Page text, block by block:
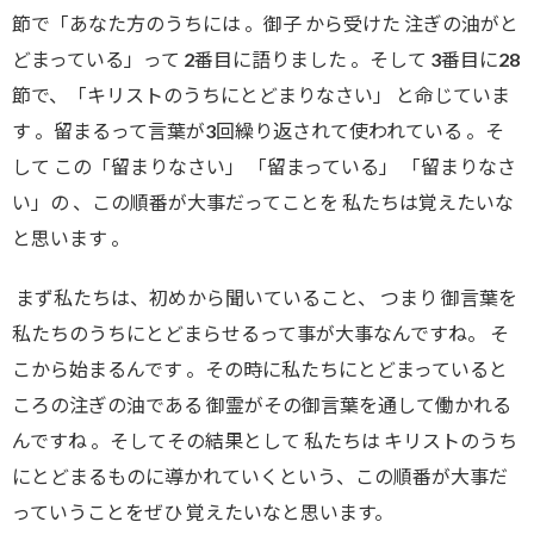
節で「あなた方のうちには 。御子 から受けた 注ぎの油がと
どまっている」って 2番目に語りました 。そして 3番目に28
節で、「キリストのうちにとどまりなさい」 と命じていま
す 。留まるって言葉が3回繰り返されて使われている 。そ
して この「留まりなさい」 「留まっている」 「留まりなさ
い」の 、この順番が大事だってことを 私たちは覚えたいな
と思います 。
まず私たちは、初めから聞いていること、 つまり 御言葉を
私たちのうちにとどまらせるって事が大事なんですね。 そ
こから始まるんです 。その時に私たちにとどまっていると
ころの注ぎの油である 御霊がその御言葉を通して働かれる
んですね 。そしてその結果として 私たちは キリストのうち
にとどまるものに導かれていくという、この順番が大事だ
っていうことをぜひ 覚えたいなと思います。